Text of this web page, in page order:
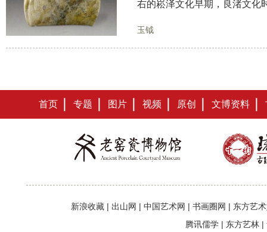
右的崧泽文化早期，良渚文
玉钺
首页 专题 图片 视频 原创 文博资料
新浪收藏 | 出山网 | 中国艺术网 | 书画圈网 | 东方艺
腾讯儒学 | 东方艺林 |